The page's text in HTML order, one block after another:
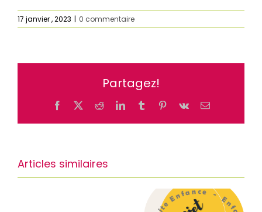
17 janvier , 2023 | 0 commentaire
Partagez!
Facebook
X RedditLinkedInTumblrPinterest
Vk Email
Articles similaires